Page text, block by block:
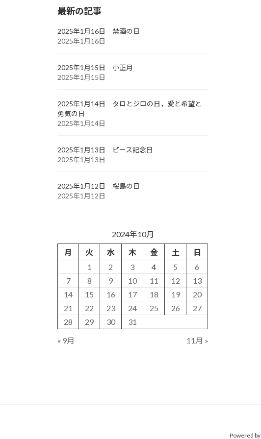
最新の記事
2025年1月16日 禁酒の日
2025年1月16日
2025年1月15日 小正月
2025年1月15日
2025年1月14日 タロとジロの日，愛と希望と
勇気の日
2025年1月14日
2025年1月13日 ピース記念日
2025年1月13日
2025年1月12日 桜島の日
2025年1月12日
2024年10月
月
火 水 木 金 土
日
1
2 3 4 5
6
7
8 9 10 11 12
13
14
15 16 17 18 19
20
21
22 23 24 25 26
27
28
29 30 31
« 9月 11月 »
Powered by